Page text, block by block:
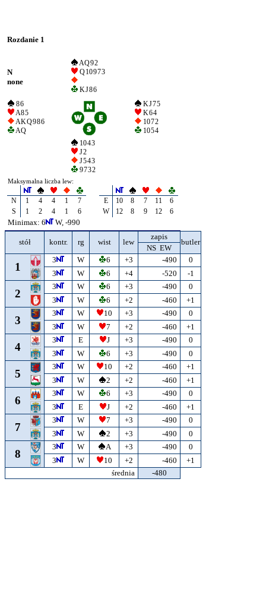
Rozdanie 1
N
none
A Q 9 2
Q 10 9 7 3
K J 8 6
8 6
A 8 5
A K Q 9 8 6
A Q
K J 7 5
K 6 4
10 7 2
10 5 4
10 4 3
J 2
J 5 4 3
9 7 3 2
Maksymalna liczba lew:
N 1 4 4 1 7 E 10 8 7 11
6
S
1 2 4 1 6 W 12 8 9 12 6
Minimax: 6 W, -990
stół kontr. rg wist lew
zapis
butler
NS EW
1
3 W 6 +3 -490
0
3
W 6 +4 -520 -1
2
3 W 6 +3 -490
0
3
W 6 +2 -460 +1
3
3 W 10 +3 -490
0
3
W 7 +2 -460 +1
4
3 E J +3 -490
0
3
W 6 +3 -490 0
5
3 W 10 +2 -460
+1
3
W 2 +2 -460 +1
6
3 W 6 +3 -490
0
3
E J +2 -460 +1
7
3 W 7 +3 -490
0
3
W 2 +3 -490 0
8
3 W A +3 -490
0
3
W 10 +2 -460
+1
średnia
-480